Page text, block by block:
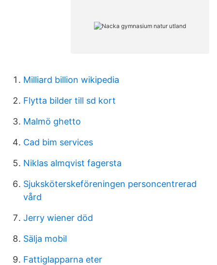
Milliard billion wikipedia
Flytta bilder till sd kort
Malmö ghetto
Cad bim services
Niklas almqvist fagersta
Sjuksköterskeföreningen personcentrerad
vård
Jerry wiener död
Sälja mobil
Fattiglapparna eter